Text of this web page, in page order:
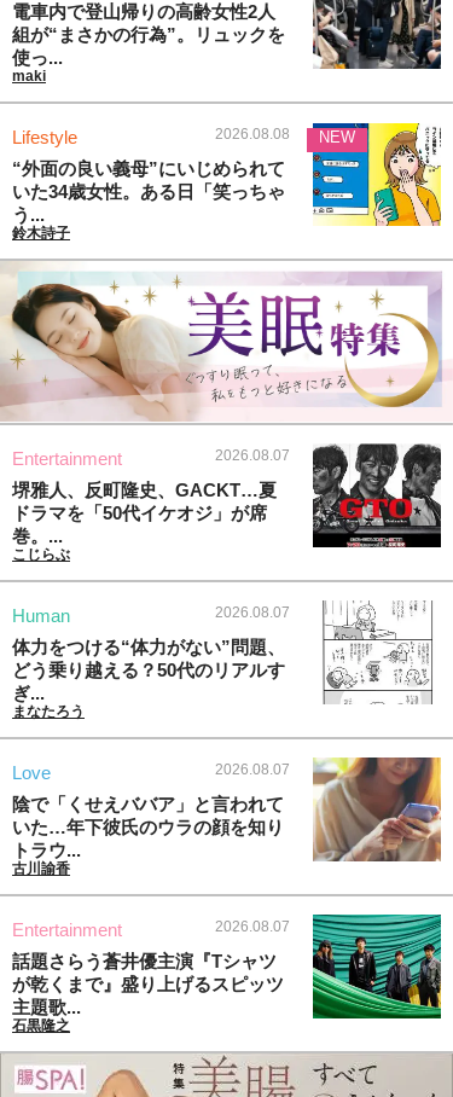
電車内で登山帰りの高齢女性2人
組が“まさかの行為”。リュックを
使っ...
maki
Lifestyle 2026.08.08
“外面の良い義母”にいじめられて
いた34歳女性。ある日「笑っちゃ
う...
鈴木詩子
NEW
Entertainment 2026.08.07
堺雅人、反町隆史、GACKT…夏
ドラマを「50代イケオジ」が席
巻。...
こじらぶ
Human 2026.08.07
体力をつける“体力がない”問題、
どう乗り越える？50代のリアルす
ぎ...
まなたろう
Love 2026.08.07
陰で「くせえババア」と言われて
いた…年下彼氏のウラの顔を知り
トラウ...
古川諭香
Entertainment 2026.08.07
話題さらう蒼井優主演『Tシャツ
が乾くまで』盛り上げるスピッツ
主題歌...
石黒隆之